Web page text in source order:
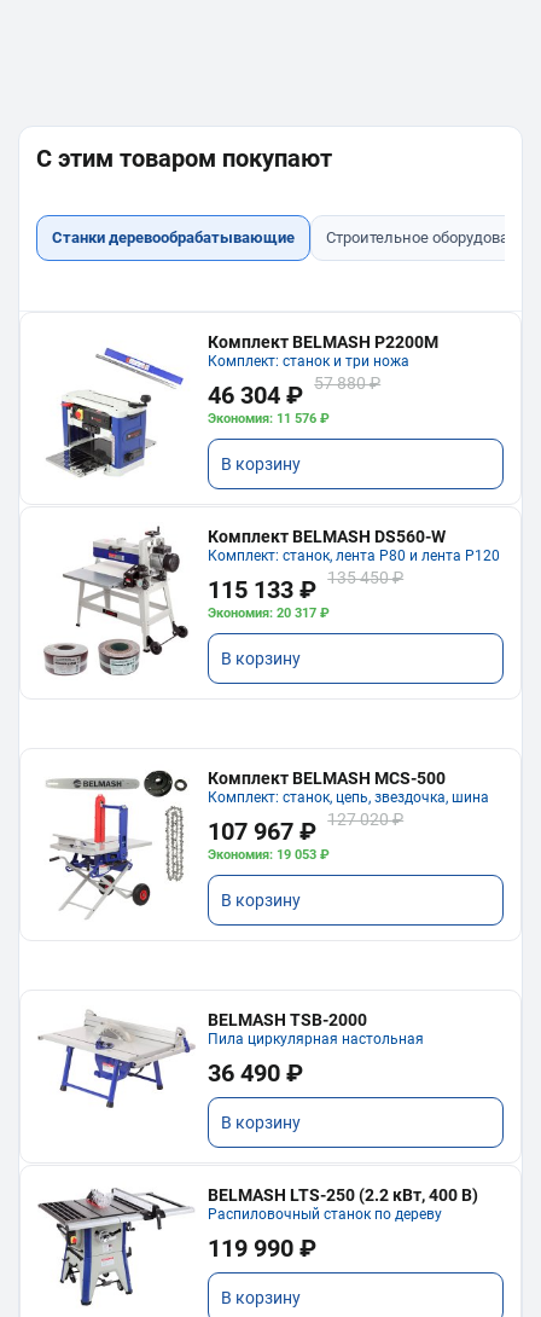
С этим товаром покупают
Станки деревообрабатывающие Строительное оборудование
Комплект BELMASH P2200M
Комплект: станок и три ножа
46 304 ₽ 57 880 ₽
Экономия: 11 576 ₽
В корзину
Комплект BELMASH DS560-W
Комплект: станок, лента P80 и лента P120
115 133 ₽ 135 450 ₽
Экономия: 20 317 ₽
В корзину
Комплект BELMASH MCS-500
Комплект: станок, цепь, звездочка, шина
107 967 ₽ 127 020 ₽
Экономия: 19 053 ₽
В корзину
BELMASH TSB-2000
Пила циркулярная настольная
36 490 ₽
В корзину
BELMASH LTS-250 (2.2 кВт, 400 В)
Распиловочный станок по дереву
119 990 ₽
В корзину